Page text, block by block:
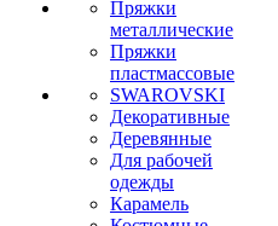
Пряжки
металлические
Пряжки
пластмассовые
SWAROVSKI
Декоративные
Деревянные
Для рабочей
одежды
Карамель